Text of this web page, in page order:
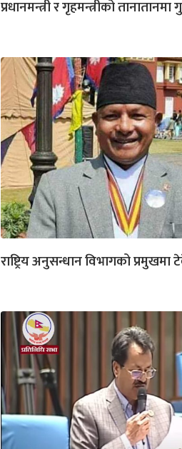
प्रधानमन्त्री र गृहमन्त्रीको
राष्ट्रिय अनुसन्धान विभागको प्रमुखमा